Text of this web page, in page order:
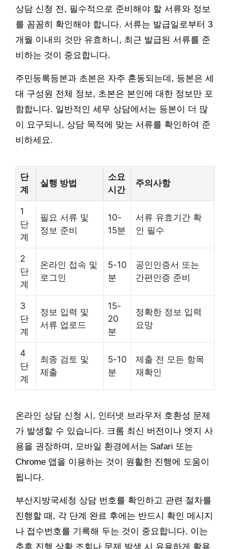
상담 신청 전, 필수적으로 준비해야 할 서류와 정보
를 꼼꼼히 확인해야 합니다. 서류는 발급일로부터 3
개월 이내의 것만 유효하니, 최근 발급된 서류를 준
비하는 것이 중요합니다.
주민등록등본과 초본은 자주 혼동되는데, 등본은 세
대 구성원 전체 정보, 초본은 본인에 대한 정보만 포
함합니다. 일반적인 세무 상담에서는 등본이 더 많
이 요구되니, 상담 목적에 맞는 서류를 확인하여 준
비하세요.
단
계
실행 방법
소요
시간
주의사항
1
단
계
필요 서류 및
정보 준비
10-
15분
서류 유효기간 확
인 필수
2
단
계
온라인 접속 및
로그인
5-10
분
공인인증서 또는
간편인증 준비
3
단
계
정보 입력 및
서류 업로드
15-
20
분
정확한 정보 입력
요망
4
단
계
최종 검토 및
제출
5-10
분
제출 전 모든 항목
재확인
온라인 상담 신청 시, 인터넷 브라우저 호환성 문제
가 발생할 수 있습니다. 크롬 최신 버전이나 엣지 사
용을 권장하며, 모바일 환경에서는 Safari 또는
Chrome 앱을 이용하는 것이 원활한 진행에 도움이
됩니다.
부산지방국세청 상담 번호를 확인하고 관련 절차를
진행할 때, 각 단계 완료 후에는 반드시 확인 메시지
나 접수번호를 기록해 두는 것이 중요합니다. 이는
추후 진행 상황 조회나 문제 발생 시 유용하게 활용